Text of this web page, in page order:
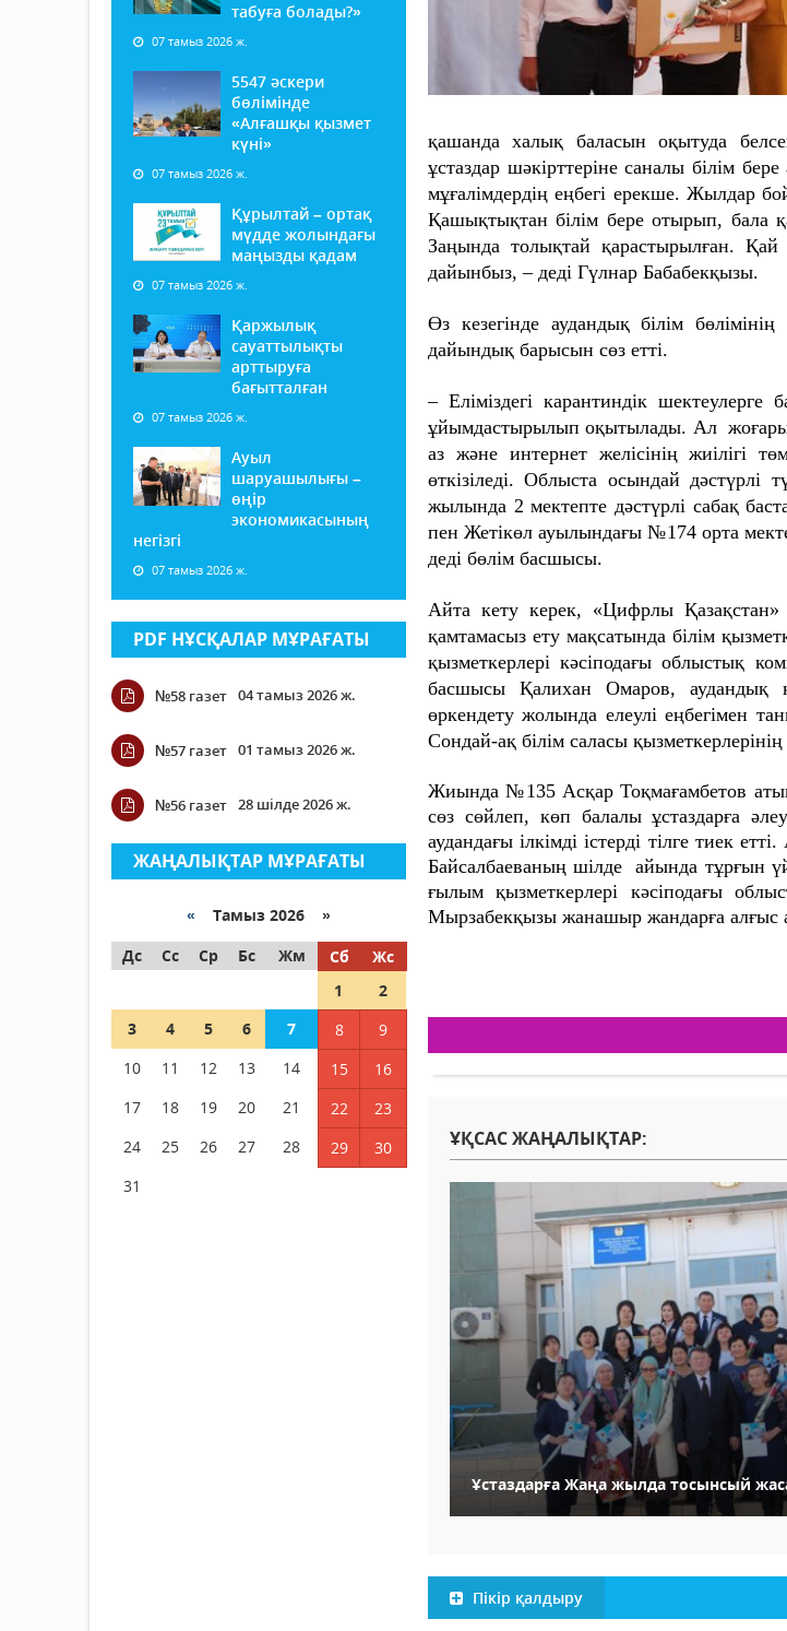
табуға болады?»
07 тамыз 2026 ж.
5547 әскери
бөлімінде
«Алғашқы қызмет
күні»
07 тамыз 2026 ж.
Құрылтай – ортақ
мүдде жолындағы
маңызды қадам
07 тамыз 2026 ж.
Қаржылық
сауаттылықты
арттыруға
бағытталған
07 тамыз 2026 ж.
Ауыл
шаруашылығы –
өңір
экономикасының
негізгі
07 тамыз 2026 ж.
PDF НҰСҚАЛАР МҰРАҒАТЫ
№58 газет 04 тамыз 2026 ж.
№57 газет 01 тамыз 2026 ж.
№56 газет 28 шілде 2026 ж.
ЖАҢАЛЫҚТАР МҰРАҒАТЫ
« Тамыз 2026 »
Дс
Сс Ср Бс Жм Сб
Жс
1
2
3
4 5 6 7 8
9
10
11 12 13 14 15
16
17
18 19 20 21 22
23
24
25 26 27 28 29
30
31
қашанда халық баласын оқытуда
ұстаздар шәкірттеріне саналы білім
мұғалімдердің еңбегі ерекше. Жылдар
Қашықтықтан білім бере отырып, бала
Заңында толықтай қарастырылған. Қай
дайынбыз, – деді Гүлнар Бабабекқызы.
Өз кезегінде аудандық білім
дайындық барысын сөз етті.
– Еліміздегі карантиндік
ұйымдастырылып оқытылады. Ал
аз және интернет желісінің жиілігі
өткізіледі. Облыста осындай
жылында 2 мектепте дәстүрлі сабақ
пен Жетікөл ауылындағы №174 орта
деді бөлім басшысы.
Айта кету керек, «Цифрлы Қазақстан»
қамтамасыз ету мақсатында білім
қызметкерлерікәсіподағы облыстық
басшысы Қалихан Омаров, аудандық
өркендету жолында елеулі еңбегімен
Сондай-ақ білім саласы
Жиында №135 Асқар Тоқмағамбетов
сөз сөйлеп, көп балалы ұстаздарға
аудандағы ілкімді істерді тілге тиек
Байсалбаеваның шілде айында тұрғын
ғылым қызметкерлері кәсіподағы
Мырзабекқызы жанашыр жандарға алғыс
ҰҚСАС ЖАҢАЛЫҚТАР:
Ұстаздарға Жаңа жылда тосынсый
Пікір қалдыру